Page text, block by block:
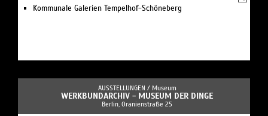
Kommunale Galerien Tempelhof-Schöneberg
AUSSTELLUNGEN / Museum
WERKBUNDARCHIV - MUSEUM DER DINGE
Berlin, Oranienstraße 25